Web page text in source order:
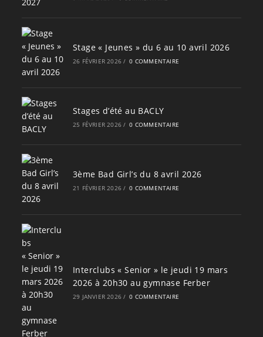
Stage « Jeunes » du 6 au 10 avril 2026
26 FÉVRIER 2026 / 0 COMMENTAIRE
Stages d’été au BACLY
25 FÉVRIER 2026 / 0 COMMENTAIRE
3ème Bad Girl’s du 8 avril 2026
21 FÉVRIER 2026 / 0 COMMENTAIRE
Interclubs « Senior » le jeudi 19 mars
2026 à 20h30 au gymnase Ferber
29 JANVIER 2026 / 0 COMMENTAIRE